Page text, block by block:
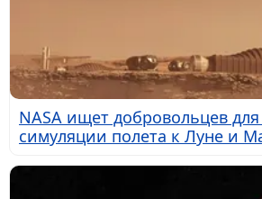
NASA ищет добровольцев
симуляции полета к Луне и